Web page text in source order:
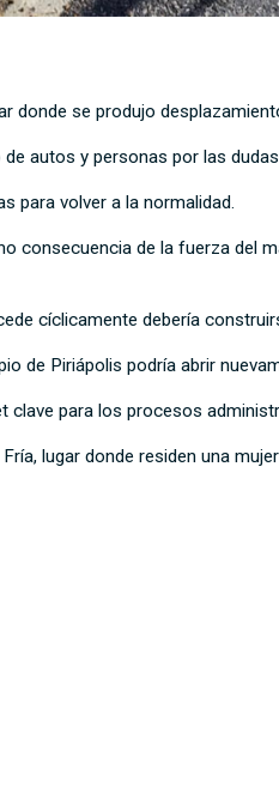
se produjo
autos y personas por las
para volver a la normalidad.
consecuencia de la fuerza del
cíclicamente debería
de Piriápolis podría abrir
para los procesos
lugar donde residen una